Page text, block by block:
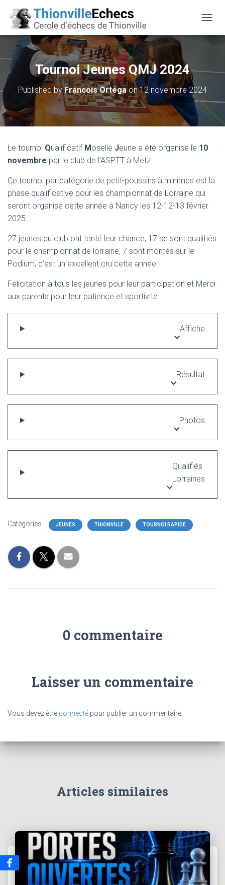
Tournoi Jeunes QMJ 2024
Published byFrancois Ortegaon12 novembre 2024
Le tournoi Qualificatif Moselle Jeune a été organisé le 10
novembre par le club de l’ASPTT à Metz
Ce tournoi par catégorie de petit-poussins à minimes est la
phase qualificative pour les championnat de Lorraine qui
seront organisé cette année à Nancy les 12-12-13 février
2025.
27 jeunes du club ont tenté leur chance, 17 se sont qualifiés
pour le championnat de lorraine, 7 sont montés sur le
Podium, c’est un excellent cru cette année.
Félicitation à tous les jeunes pour leur participation et Merci
aux parents pour leur patience et sportivité.
Affiche
Résultat
Photos
Qualifiés
Lorraines
Catégories : JEUNES THIONVILLE TOURNOI RAPIDE
0 commentaire
Laisser un commentaire
Vous devez être connecté pour publier un commentaire.
Articles similaires